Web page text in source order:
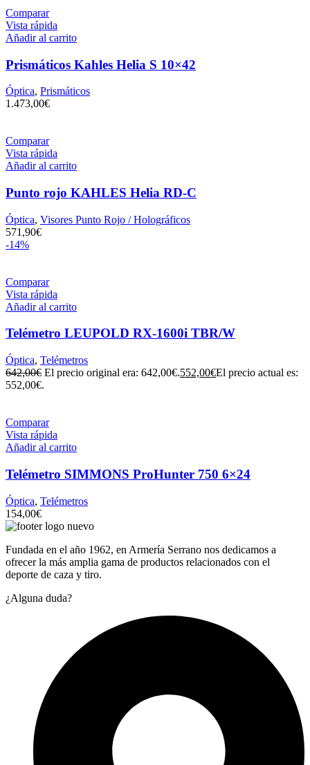
Comparar
Vista rápida
Añadir al carrito
Prismáticos Kahles Helia S 10×42
Óptica, Prismáticos
1.473,00€
Comparar
Vista rápida
Añadir al carrito
Punto rojo KAHLES Helia RD-C
Óptica, Visores Punto Rojo / Holográficos
571,90€
-14%
Comparar
Vista rápida
Añadir al carrito
Telémetro LEUPOLD RX-1600i TBR/W
Óptica, Telémetros
642,00€ El precio original era: 642,00€.552,00€El precio actual es:
552,00€.
Comparar
Vista rápida
Añadir al carrito
Telémetro SIMMONS ProHunter 750 6×24
Óptica, Telémetros
154,00€
Fundada en el año 1962, en Armería Serrano nos dedicamos a
ofrecer la más amplia gama de productos relacionados con el
deporte de caza y tiro.
¿Alguna duda?